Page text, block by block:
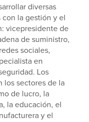
diversas
con la gestión y el
vicepresidente de
de suministro,
sociales,
en
Los
los sectores de la
de lucro, la
la educación, el
y el